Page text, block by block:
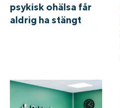
psykisk ohälsa får
aldrig ha stängt